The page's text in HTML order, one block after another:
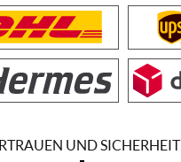
UND SICHERHEIT